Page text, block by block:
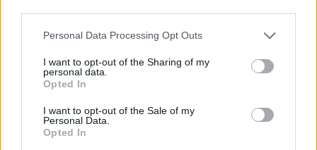
Please note that this website/app uses one or more Google
not limited to your visit or usage behaviour. You may click to
grant or deny consent to Google and its third-party tags to
use your data for below specified purposes in below Google
consent section.
Personal Data Processing Opt Outs
I want to opt-out of the Sharing of my
personal data.
Opted In
I want to opt-out of the Sale of my
Personal Data.
Opted In